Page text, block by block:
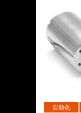
自動化